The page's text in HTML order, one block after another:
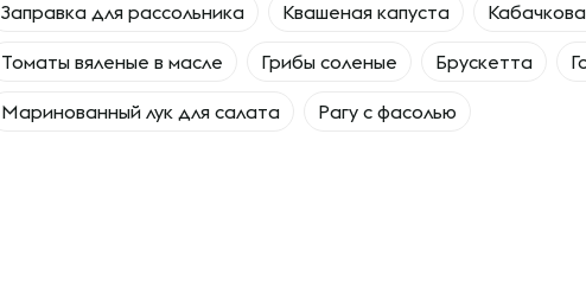
Заправка для рассольника Квашеная капуста
Томаты вяленые в масле Грибы соленые Брускетта
Маринованный лук для салата Рагу с фасолью